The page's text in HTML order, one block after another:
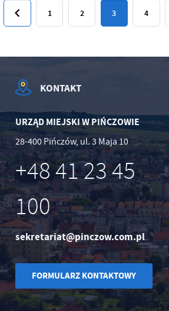
1 2 3 4
KONTAKT
URZĄD MIEJSKI W PIŃCZOWIE
28-400 Pińczów, ul. 3 Maja 10
+48 41 23 45
100
sekretariat@pinczow.com.pl
FORMULARZ KONTAKTOWY